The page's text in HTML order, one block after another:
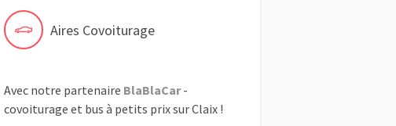
Aires Covoiturage
Avec notre partenaire BlaBlaCar-
covoiturage et bus à petits prix sur Claix !